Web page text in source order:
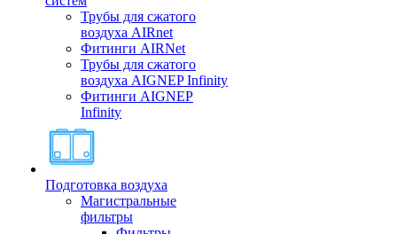
Трубы для сжатого
воздуха AIRnet
Фитинги AIRNet
Трубы для сжатого
воздуха AIGNEP Infinity
Фитинги AIGNEP
Infinity
Подготовка воздуха
Магистральные
фильтры